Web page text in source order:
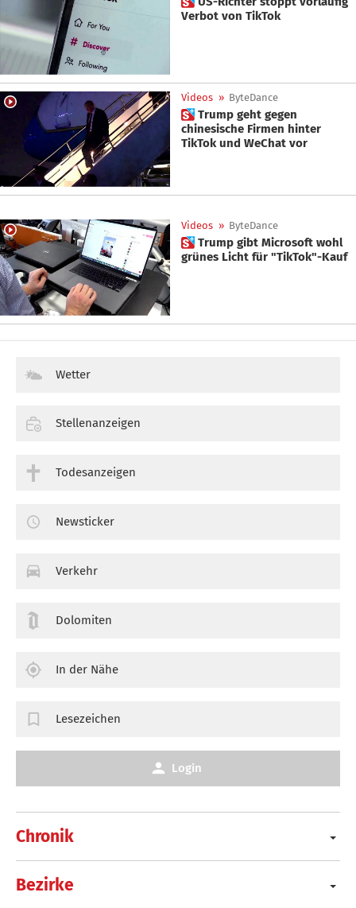
Verbot von TikTok
Videos » ByteDance
 Trump geht gegen
chinesische Firmen hinter
TikTok und WeChat vor
Videos » ByteDance
 Trump gibt Microsoft wohl
grünes Licht für "TikTok"-Kauf
Chronik
Bezirke
Wetter
Stellenanzeigen
Todesanzeigen
Newsticker
Verkehr
Dolomiten
In der Nähe
Lesezeichen
Login